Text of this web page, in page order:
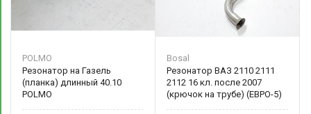
POLMO
Резонатор на Газель
(планка) длинный 40.10
POLMO
Bosal
Резонатор ВАЗ 2110 2111
2112 16 кл. после 2007
(крючок на трубе) (ЕВРО-5)